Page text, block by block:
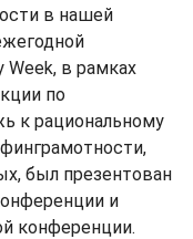
в нашей
Week, в рамках
по
к рациональному
был презентован
и
конференции.